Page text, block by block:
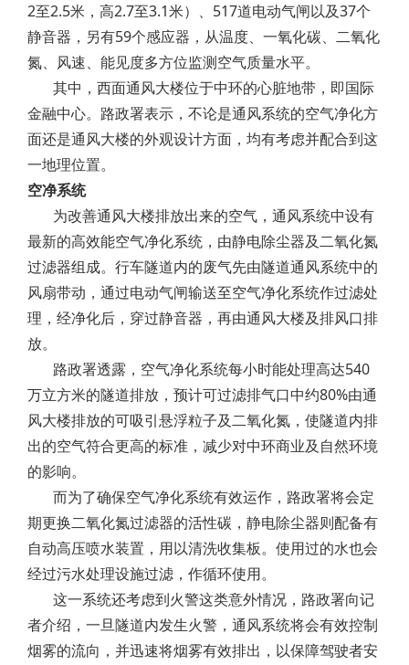
2至2.5米，高2.7至3.1米）、517道电动气闸以及37个
静音器，另有59个感应器，从温度、一氧化碳、二氧化
氮、风速、能见度多方位监测空气质量水平。
其中，西面通风大楼位于中环的心脏地带，即国际
金融中心。路政署表示，不论是通风系统的空气净化方
面还是通风大楼的外观设计方面，均有考虑并配合到这
一地理位置。
空净系统
为改善通风大楼排放出来的空气，通风系统中设有
最新的高效能空气净化系统，由静电除尘器及二氧化氮
过滤器组成。行车隧道内的废气先由隧道通风系统中的
风扇带动，通过电动气闸输送至空气净化系统作过滤处
理，经净化后，穿过静音器，再由通风大楼及排风口排
放。
路政署透露，空气净化系统每小时能处理高达540
万立方米的隧道排放，预计可过滤排气口中约80%由通
风大楼排放的可吸引悬浮粒子及二氧化氮，使隧道内排
出的空气符合更高的标准，减少对中环商业及自然环境
的影响。
而为了确保空气净化系统有效运作，路政署将会定
期更换二氧化氮过滤器的活性碳，静电除尘器则配备有
自动高压喷水装置，用以清洗收集板。使用过的水也会
经过污水处理设施过滤，作循环使用。
这一系统还考虑到火警这类意外情况，路政署向记
者介绍，一旦隧道内发生火警，通风系统将会有效控制
烟雾的流向，并迅速将烟雾有效排出，以保障驾驶者安